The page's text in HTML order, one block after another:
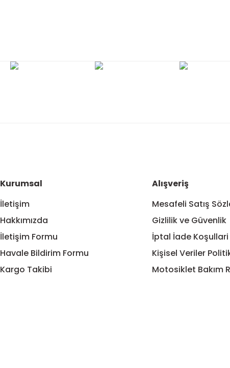
Bu ürüne ilk yorumu siz yapın!
Gönder
Kurumsal
İletişim
Hakkımızda
İletişim Formu
Havale Bildirim Formu
Kargo Takibi
Alışveriş
Mesafeli Satış
Gizlilik ve Güvenlik
İptal İade Koşullari
Kişisel Veriler
Motosiklet Bakım